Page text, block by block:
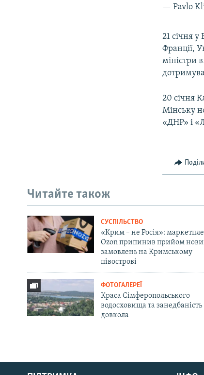
Русский
— Pavlo
21 січня у
Франції,
міністри
20 січня
Мінську
«ДНР» і
Читайте також
СУСПІЛЬСТВО
«Крим – не Росія»:
Ozon припинив прийом
замовлень на Кримському
півострові
ФОТОГАЛЕРЕЇ
Краса Сімферопольського
водосховища та занедбаність
довкола